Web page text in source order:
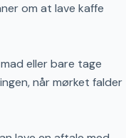
om at lave kaffe
eller bare tage
når mørket falder